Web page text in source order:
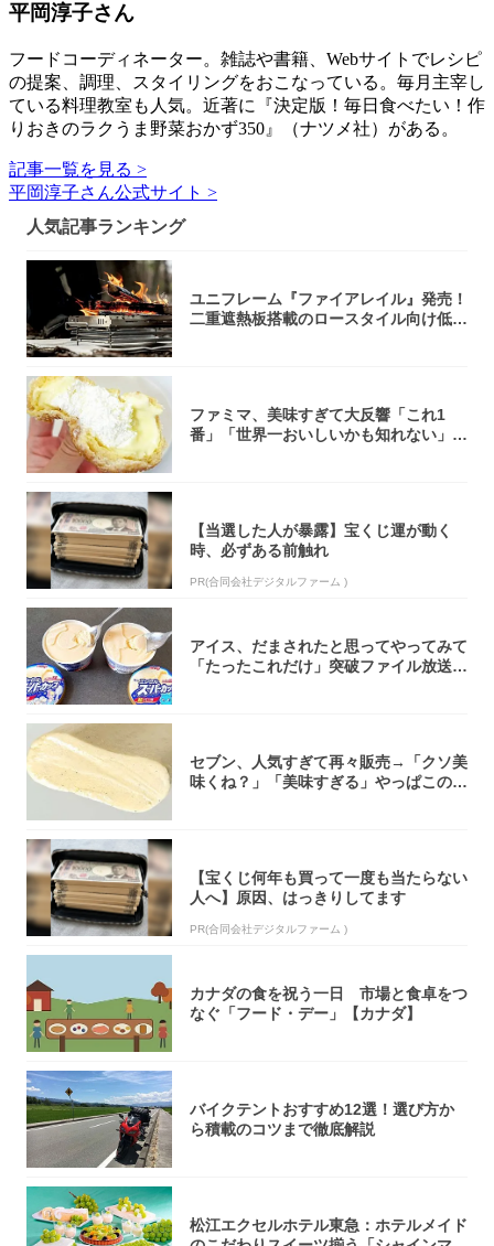
平岡淳子さん
フードコーディネーター。雑誌や書籍、Webサイトでレシピ
の提案、調理、スタイリングをおこなっている。毎月主宰し
ている料理教室も人気。近著に『決定版！毎日食べたい！作
りおきのラクうま野菜おかず350』（ナツメ社）がある。
記事一覧を見る >
平岡淳子さん公式サイト >
人気記事ランキング
ユニフレーム『ファイアレイル』発売！
二重遮熱板搭載のロースタイル向け低型
ファミマ、美味すぎて大反響「これ1
番」「世界一おいしいかも知れない」
【当選した人が暴露】宝くじ運が動く
時、必ずある前触れ
PR(合同会社デジタルファーム )
アイス、だまされたと思ってやってみて
「たったこれだけ」突破ファイル放送で
セブン、人気すぎて再々販売→「クソ美
味くね？」「美味すぎる」やっぱこのク
【宝くじ何年も買って一度も当たらない
人へ】原因、はっきりしてます
PR(合同会社デジタルファーム )
カナダの食を祝う一日 市場と食卓をつ
なぐ「フード・デー」【カナダ】
バイクテントおすすめ12選！選び方か
ら積載のコツまで徹底解説
松江エクセルホテル東急：ホテルメイド